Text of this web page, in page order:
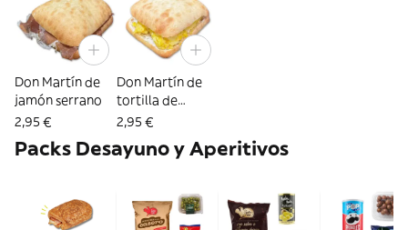
Don Martín de
jamón serrano
2,95 €
Don Martín de
tortilla de
patata
2,95 €
Packs Desayuno y Aperitivos